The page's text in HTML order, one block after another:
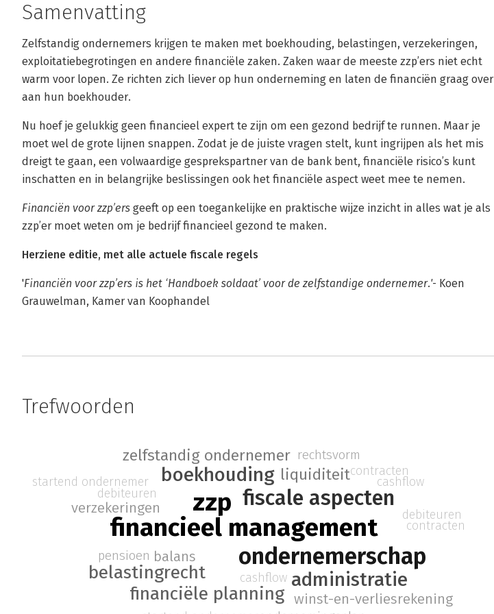
Samenvatting
Zelfstandig ondernemers krijgen te maken met boekhouding, belastingen, verzekeringen,
exploitatiebegrotingen en andere financiële zaken. Zaken waar de meeste zzp’ers niet echt
warm voor lopen. Ze richten zich liever op hun onderneming en laten de financiën graag over
aan hun boekhouder.
Nu hoef je gelukkig geen financieel expert te zijn om een gezond bedrijf te runnen. Maar je
moet wel de grote lijnen snappen. Zodat je de juiste vragen stelt, kunt ingrijpen als het mis
dreigt te gaan, een volwaardige gesprekspartner van de bank bent, financiële risico’s kunt
inschatten en in belangrijke beslissingen ook het financiële aspect weet mee te nemen.
Financiën voor zzp’ers geeft op een toegankelijke en praktische wijze inzicht in alles wat je als
zzp’er moet weten om je bedrijf financieel gezond te maken.
Herziene editie, met alle actuele fiscale regels
'Financiën voor zzp’ers is het ‘Handboek soldaat’ voor de zelfstandige ondernemer.'- Koen
Grauwelman, Kamer van Koophandel
Trefwoorden
financieel management
zzp
ondernemerschap
fiscale aspecten
boekhouding
administratie
financiële planning
belastingrecht
liquiditeit
zelfstandig ondernemer
balans
verzekeringen
winst-en-verliesrekening
pensioen
rechtsvorm
cashflow
debiteuren
contracten
startend ondernemer cashflow
debiteuren
contracten